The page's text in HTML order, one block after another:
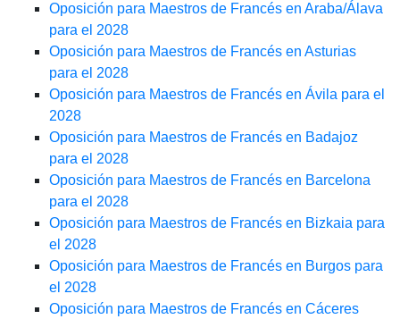
Oposición para Maestros de Francés en Araba/Álava
para el 2028
Oposición para Maestros de Francés en Asturias
para el 2028
Oposición para Maestros de Francés en Ávila para el
2028
Oposición para Maestros de Francés en Badajoz
para el 2028
Oposición para Maestros de Francés en Barcelona
para el 2028
Oposición para Maestros de Francés en Bizkaia para
el 2028
Oposición para Maestros de Francés en Burgos para
el 2028
Oposición para Maestros de Francés en Cáceres